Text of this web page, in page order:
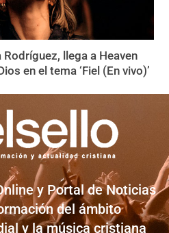
Rodríguez, llega a Heaven
en el tema ‘Fiel (En vivo)’
y Portal de Noticias
del ámbito
y la música cristiana